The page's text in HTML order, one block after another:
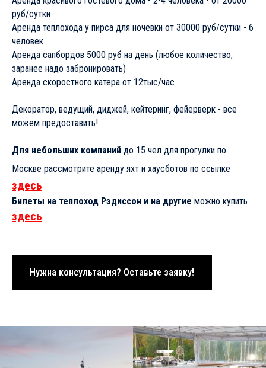
многолетний опыт работы в престижных ресторанах г.
Москвы.
Маршруты - Пироговское, Клязьминское, Пяловское,
Пестовское, Икшинское, Химкинское водохранилища.
На теплоходе готовить не разрешается, мангала нет. Можно
брать с собой то, что можно разогреть на электрогриле или в
микроволновой печи. На электрогриле можно приготовить
Размер:длина 25 метров, ширина 5 метров, осадка 1 метр
Вместимость:15 человек и капитан
Пироговское водохранилище
Цена: 25000 руб/час пн-чт, 30000 руб/час пт-вс, праздники -
минимум 2 часа.
Залогза порчу имущества 20000 руб. Переводом или
никаких претензий.
Фотосессия на теплоходе, у берега не отходя от пирса - 7000
руб/час (только ПН-ЧТ, минимально 2 часа)
для продолжения праздника - от 25000 руб до 21.00 (далее
5000 руб/час)
Аренда бани Порт пяти морей - 5000 руб/час (минимум 3